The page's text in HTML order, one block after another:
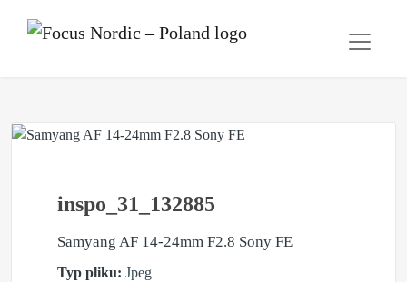
inspo_31_132885
Samyang AF 14-24mm F2.8 Sony FE
Typ pliku: Jpeg